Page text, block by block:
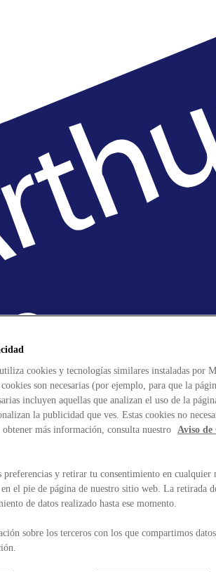
cookies y tecnologías similares instaladas por
son necesarias (por ejemplo, para que la
incluyen aquellas que analizan el uso de la
la publicidad que ves. Estas cookies no
obtener más información, consulta nuestro
Aviso de
preferencias y retirar tu consentimiento en cualquier
el pie de página de nuestro sitio web. La retirada
de datos realizado hasta ese momento.
sobre los terceros con los que compartimos